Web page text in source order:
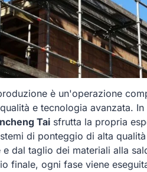
è un'operazione
e tecnologia avanzata.
Tai sfrutta la propria
di ponteggio di alta
e dal taglio dei materiali alla
finale, ogni fase viene